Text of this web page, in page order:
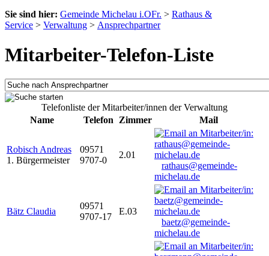
Sie sind hier: Gemeinde Michelau i.OFr. > Rathaus &
Service > Verwaltung > Ansprechpartner
Mitarbeiter-Telefon-Liste
Telefonliste der Mitarbeiter/innen der Verwaltung
Name
Telefon Zimmer Mail
Robisch Andreas
1. Bürgermeister
09571
9707-0
2.01
rathaus@gemeinde-
michelau.de
Bätz Claudia
09571
9707-17
E.03
baetz@gemeinde-
michelau.de